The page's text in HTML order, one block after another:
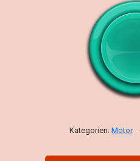
Kategorien:Motor